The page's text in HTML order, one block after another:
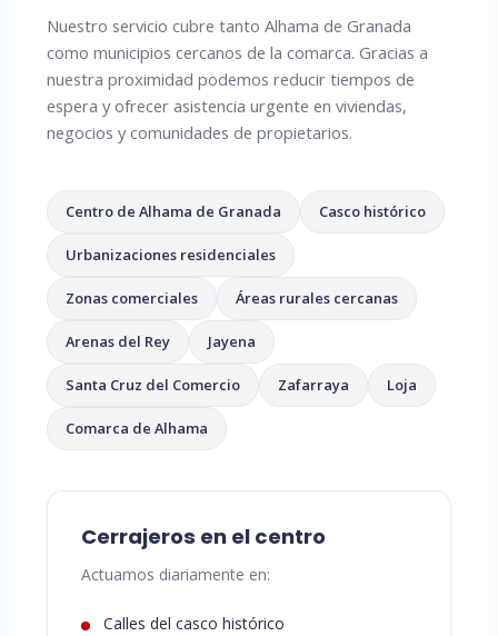
Nuestro servicio cubre tanto Alhama de Granada
como municipios cercanos de la comarca. Gracias a
nuestra proximidad podemos reducir tiempos de
espera y ofrecer asistencia urgente en viviendas,
negocios y comunidades de propietarios.
Centro de Alhama de Granada Casco histórico
Urbanizaciones residenciales
Zonas comerciales Áreas rurales cercanas
Arenas del Rey Jayena
Santa Cruz del Comercio Zafarraya Loja
Comarca de Alhama
Cerrajeros en el centro
Actuamos diariamente en:
Calles del casco histórico